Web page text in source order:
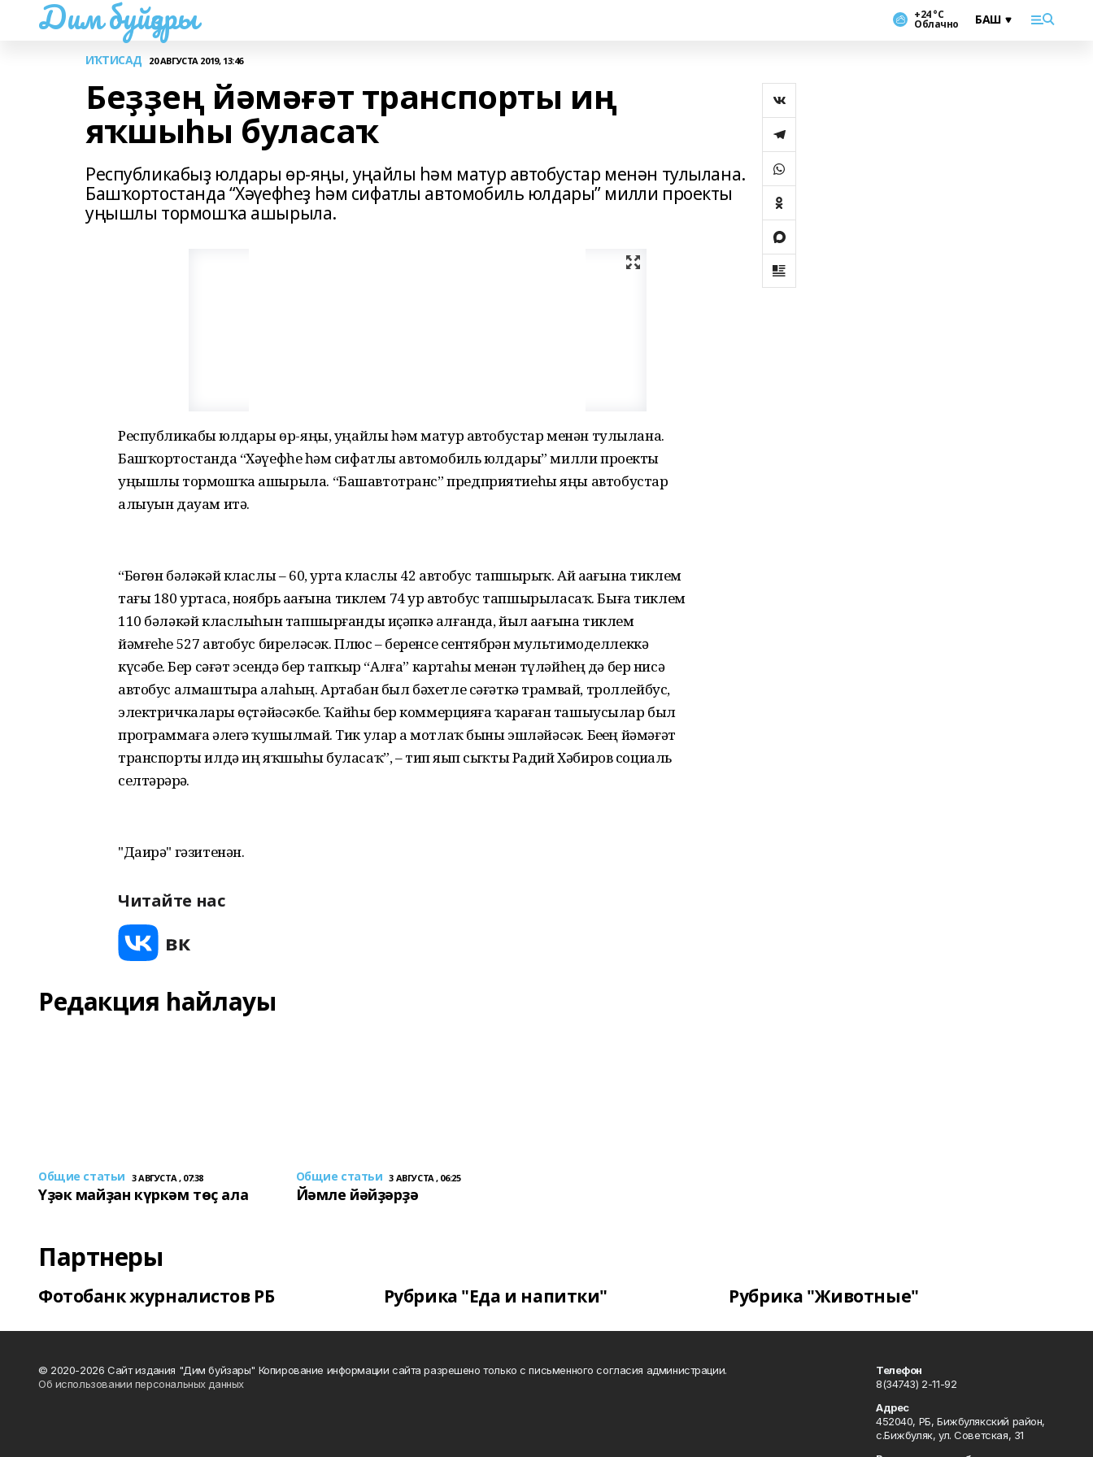
Дим буйҙары +24 °С
Облачно
ИҠТИСАД 20 АВГУСТА 2019, 13:46
Беҙҙең йәмәғәт транспорты иң
яҡшыһы буласаҡ
Республикабыҙ юлдары өр-яңы, уңайлы һәм матур автобустар менән тулылана.
Башҡортостанда “Хәүефһеҙ һәм сифатлы автомобиль юлдары” милли проекты
уңышлы тормошҡа ашырыла.
Республикабыҙ юлдары өр-яңы, уңайлы һәм матур автобустар менән тулылана.
Башҡортостанда “Хәүефһеҙ һәм сифатлы автомобиль юлдары” милли проекты
уңышлы тормошҡа ашырыла. “Башавтотранс” предприятиеһы яңы автобустар
алыуын дауам итә.
“Бөгөн бәләкәй класлы – 60, урта класлы 42 автобус тапшырҙыҡ. Ай аҙағына тиклем
тағы 180 уртаса, ноябрь аҙағына тиклем 74 ҙур автобус тапшырыласаҡ. Быға тиклем
110 бәләкәй класлыһын тапшырғанды иҫәпкә алғанда, йыл аҙағына тиклем
йәмғеһе 527 автобус биреләсәк. Плюс – беренсе сентябрҙән мультимоделлеккә
күсәбеҙ. Бер сәғәт эсендә бер тапҡыр “Алға” картаһы менән түләйһең дә бер нисә
автобус алмаштыра алаһың. Артабан был бәхетле сәғәткә трамвай, троллейбус,
электричкаларҙы өҫтәйәсәкбеҙ. Ҡайһы бер коммерцияға ҡараған ташыусылар был
программаға әлегә ҡушылмай. Тик улар ҙа мотлаҡ быны эшләйәсәк. Беҙҙең йәмәғәт
транспорты илдә иң яҡшыһы буласаҡ”, – тип яҙып сыҡты Радий Хәбиров социаль
селтәрҙәрҙә.
"Даирә" гәзитенән.
Читайте нас
Редакция һайлауы
Общие статьи 3 АВГУСТА , 07:38
Үҙәк майҙан күркәм төҫ ала
Общие статьи 3 АВГУСТА , 06:25
Йәмле йәйҙәрҙә
Партнеры
Фотобанк журналистов РБ Рубрика "Еда и напитки" Рубрика "Животные"
© 2020-2026 Сайт издания "Дим буйзары" Копирование информации сайта разрешено только с письменного согласия администрации.
Об использовании персональных данных
Телефон
8(34743) 2-11-92
Адрес
452040, РБ, Бижбулякский район,
с.Бижбуляк, ул. Советская, 31